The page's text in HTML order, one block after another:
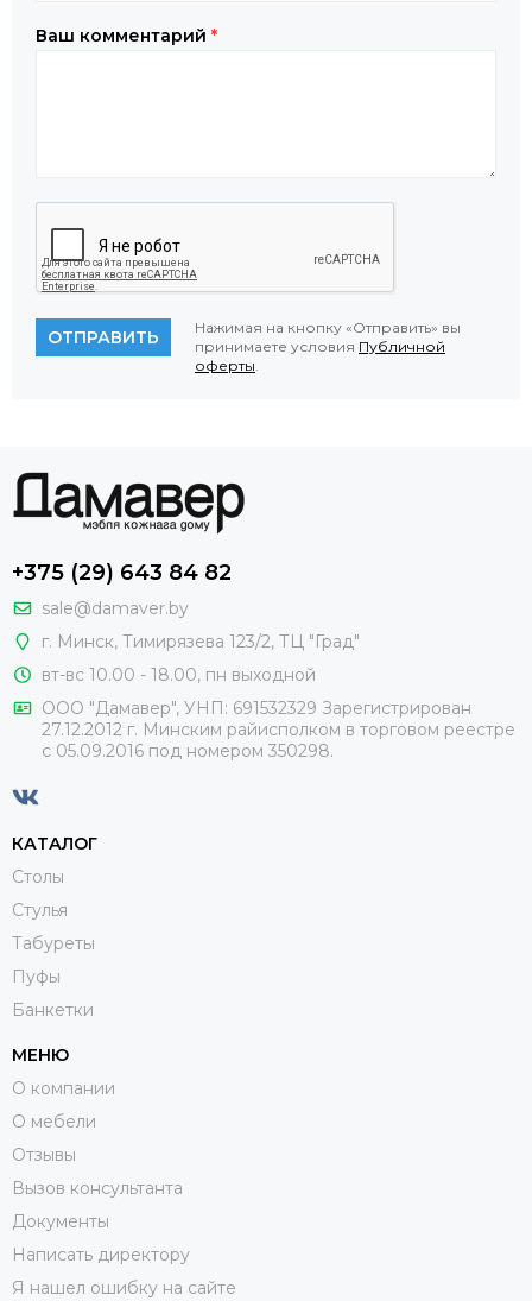
Ваш комментарий *
ОТПРАВИТЬ
Нажимая на кнопку «Отправить» вы
принимаете условия Публичной
оферты.
+375 (29) 643 84 82
sale@damaver.by
г. Минск, Тимирязева 123/2, ТЦ "Град"
вт-вс 10.00 - 18.00, пн выходной
ООО "Дамавер", УНП: 691532329 Зарегистрирован
27.12.2012 г. Минским райисполком в торговом реестре
с 05.09.2016 под номером 350298.
КАТАЛОГ
Столы
Стулья
Табуреты
Пуфы
Банкетки
МЕНЮ
О компании
О мебели
Отзывы
Вызов консультанта
Документы
Написать директору
Я нашел ошибку на сайте